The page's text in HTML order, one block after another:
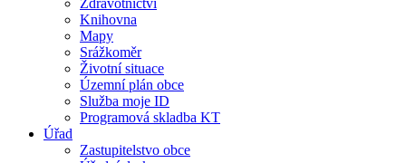
Zdravotnictví
Knihovna
Mapy
Srážkoměr
Životní situace
Územní plán obce
Služba moje ID
Programová skladba KT
Úřad
Zastupitelstvo obce